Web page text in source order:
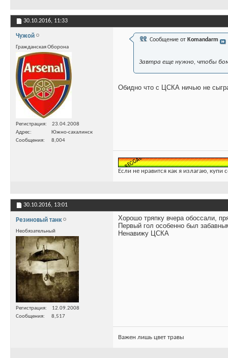
30.10.2016, 11:33
Чужой
Гражданская Оборона
Регистрация
23.04.2008
Адрес
Южно-сахалинск
Сообщения
8,004
Сообщение от Komandarm
Завтра еще нужно, чтобы
Обидно что с ЦСКА ничью не
Если не нравится как я излагаю, купи
30.10.2016, 13:01
Резиновый танк
Необязательный
Регистрация
12.09.2008
Сообщения
8,517
Хорошо тряпку вчера обоссали,
Первый гол особенно был
Ненавижу ЦСКА
Важен лишь цвет травы